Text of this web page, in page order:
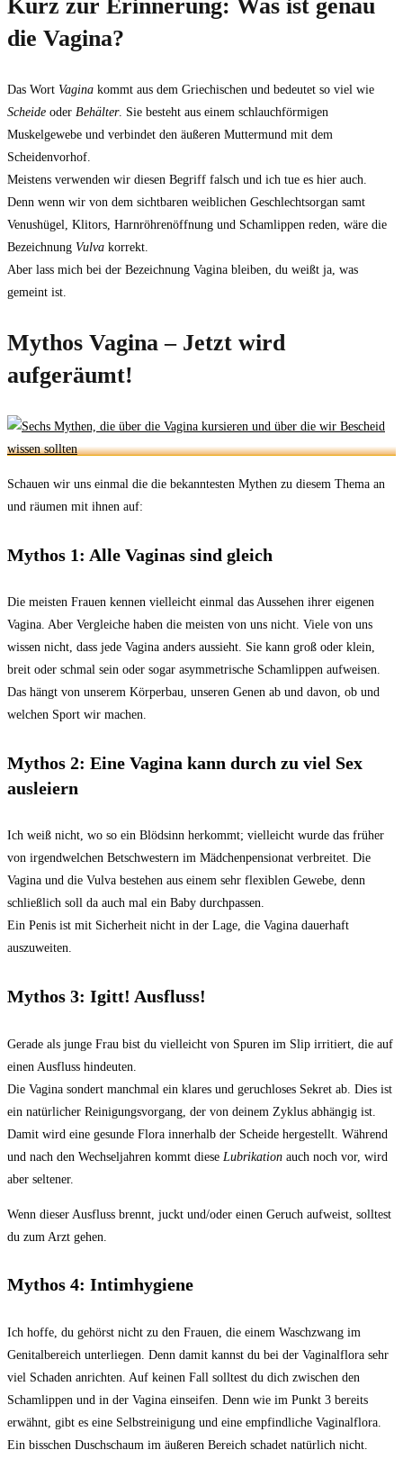
Kurz zur Erinnerung: Was ist genau
die Vagina?
Das Wort Vagina kommt aus dem Griechischen und bedeutet so viel wie
Scheide oder Behälter. Sie besteht aus einem schlauchförmigen
Muskelgewebe und verbindet den äußeren Muttermund mit dem
Scheidenvorhof.
Meistens verwenden wir diesen Begriff falsch und ich tue es hier auch.
Denn wenn wir von dem sichtbaren weiblichen Geschlechtsorgan samt
Venushügel, Klitors, Harnröhrenöffnung und Schamlippen reden, wäre die
Bezeichnung Vulva korrekt.
Aber lass mich bei der Bezeichnung Vagina bleiben, du weißt ja, was
gemeint ist.
Mythos Vagina – Jetzt wird
aufgeräumt!
Schauen wir uns einmal die die bekanntesten Mythen zu diesem Thema an
und räumen mit ihnen auf:
Mythos 1: Alle Vaginas sind gleich
Die meisten Frauen kennen vielleicht einmal das Aussehen ihrer eigenen
Vagina. Aber Vergleiche haben die meisten von uns nicht. Viele von uns
wissen nicht, dass jede Vagina anders aussieht. Sie kann groß oder klein,
breit oder schmal sein oder sogar asymmetrische Schamlippen aufweisen.
Das hängt von unserem Körperbau, unseren Genen ab und davon, ob und
welchen Sport wir machen.
Mythos 2: Eine Vagina kann durch zu viel Sex
ausleiern
Ich weiß nicht, wo so ein Blödsinn herkommt; vielleicht wurde das früher
von irgendwelchen Betschwestern im Mädchenpensionat verbreitet. Die
Vagina und die Vulva bestehen aus einem sehr flexiblen Gewebe, denn
schließlich soll da auch mal ein Baby durchpassen.
Ein Penis ist mit Sicherheit nicht in der Lage, die Vagina dauerhaft
auszuweiten.
Mythos 3: Igitt! Ausfluss!
Gerade als junge Frau bist du vielleicht von Spuren im Slip irritiert, die auf
einen Ausfluss hindeuten.
Die Vagina sondert manchmal ein klares und geruchloses Sekret ab. Dies ist
ein natürlicher Reinigungsvorgang, der von deinem Zyklus abhängig ist.
Damit wird eine gesunde Flora innerhalb der Scheide hergestellt. Während
und nach den Wechseljahren kommt diese Lubrikation auch noch vor, wird
aber seltener.
Wenn dieser Ausfluss brennt, juckt und/oder einen Geruch aufweist, solltest
du zum Arzt gehen.
Mythos 4: Intimhygiene
Ich hoffe, du gehörst nicht zu den Frauen, die einem Waschzwang im
Genitalbereich unterliegen. Denn damit kannst du bei der Vaginalflora sehr
viel Schaden anrichten. Auf keinen Fall solltest du dich zwischen den
Schamlippen und in der Vagina einseifen. Denn wie im Punkt 3 bereits
erwähnt, gibt es eine Selbstreinigung und eine empfindliche Vaginalflora.
Ein bisschen Duschschaum im äußeren Bereich schadet natürlich nicht.